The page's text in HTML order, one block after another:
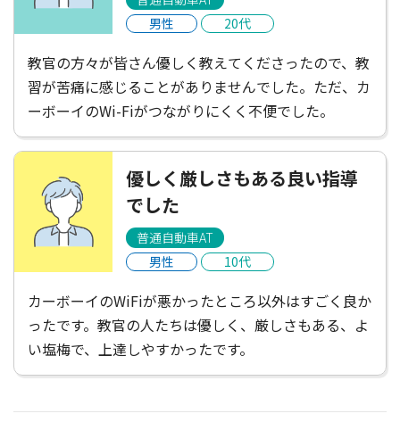
男性
20代
教官の方々が皆さん優しく教えてくださったので、教
習が苦痛に感じることがありませんでした。ただ、カ
ーボーイのWi-Fiがつながりにくく不便でした。
優しく厳しさもある良い指導
でした
普通自動車AT
男性
10代
カーボーイのWiFiが悪かったところ以外はすごく良か
ったです。教官の人たちは優しく、厳しさもある、よ
い塩梅で、上達しやすかったです。